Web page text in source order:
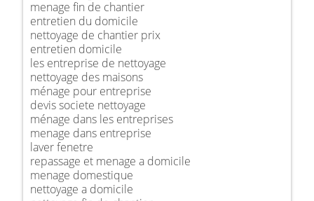
menage fin de chantier
entretien du domicile
nettoyage de chantier prix
entretien domicile
les entreprise de nettoyage
nettoyage des maisons
ménage pour entreprise
devis societe nettoyage
ménage dans les entreprises
menage dans entreprise
laver fenetre
repassage et menage a domicile
menage domestique
nettoyage a domicile